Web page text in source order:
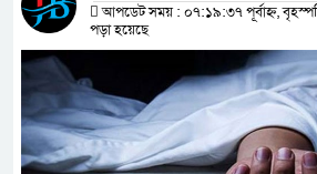
আপডেট সময় : ০৭:১৯:৩৭ পূর্বাহ্ন,
পড়া হয়েছে